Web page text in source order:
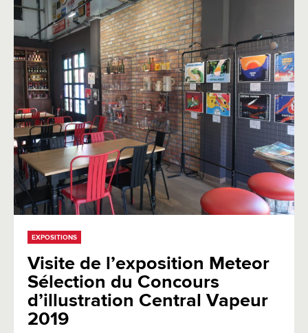
EXPOSITIONS
Visite de l’exposition Meteor
Sélection du Concours
d’illustration Central Vapeur
2019